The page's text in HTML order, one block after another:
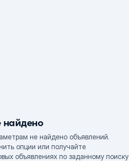
найдено
не найдено объявлений.
опции или получайте
объявлениях по заданному поиску